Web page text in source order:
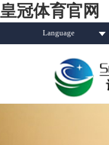
皇冠体育官网
Language